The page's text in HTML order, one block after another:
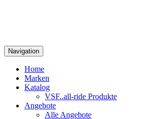
Navigation
Home
Marken
Katalog
VSF..all-ride Produkte
Angebote
Alle Angebote